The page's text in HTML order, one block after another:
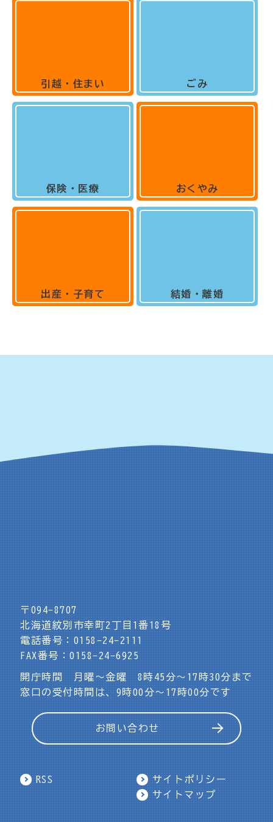
引越・住まい
保険・医療
出産・子育て
ごみ
おくやみ
結婚・離婚
〒094-8707
北海道紋別市幸町2丁目1番18号
電話番号：0158-24-2111
FAX番号：0158-24-6925
開庁時間 月曜～金曜 8時45分～17時30分まで
窓口の受付時間は、9時00分～17時00分です
お問い合わせ
RSS
サイトポリシー
サイトマップ